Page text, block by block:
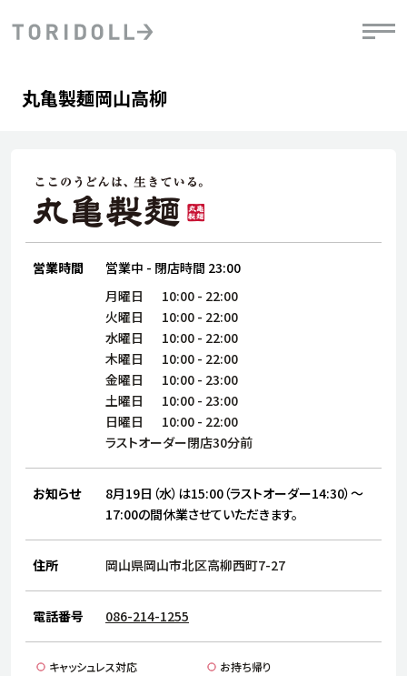
会社情報
株主・投資家情報
サステナビリティ
ブランド
店舗検索
店舗一覧
採用情報
よくある質問・お問い合わせ
PRニュース
中長期経営計画
デジタルトランス
フォーメーション戦略
DXビジョン2028
ライブラリ
粟田社長が語る
トリドールのサステナビリティ
ステークホルダーとの
丸亀製麺岡山高柳
営業時間 営業中 - 閉店時間 23:00
月曜日 10:00 - 22:00
火曜日
10:00 - 22:00
水曜日
10:00 - 22:00
木曜日
10:00 - 22:00
金曜日
10:00 - 23:00
土曜日
10:00 - 23:00
日曜日
10:00 - 22:00
ラストオーダー閉店30分前
お知らせ
8月19日（水）は15:00（ラストオーダー14:30）～
17:00の間休業させていただきます。
住所 岡山県岡山市北区高柳西町7-27
電話番号 086-214-1255
キャッシュレス対応
お持ち帰り